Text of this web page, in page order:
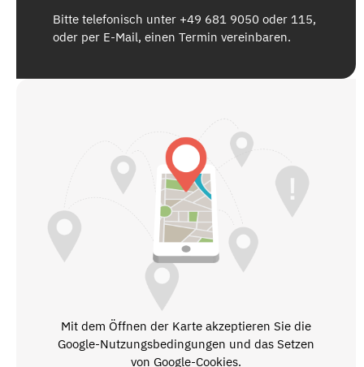
Bitte telefonisch unter +49 681 9050 oder 115,
oder per E-Mail, einen Termin vereinbaren.
Mit dem Öffnen der Karte akzeptieren Sie die
Google-Nutzungsbedingungen und das Setzen
von Google-Cookies.